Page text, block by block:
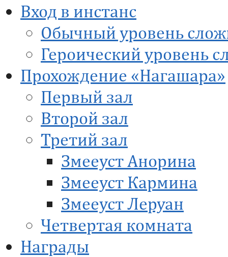
Вход в инстанс
Обычный уровень
Героический уровень
Прохождение «Нагашара»
Первый зал
Второй зал
Третий зал
Змееуст Анорина
Змееуст Кармина
Змееуст Леруан
Четвертая комната
Награды